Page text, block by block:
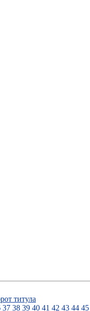
титула
37 38 39 40 41 42 43 44 45